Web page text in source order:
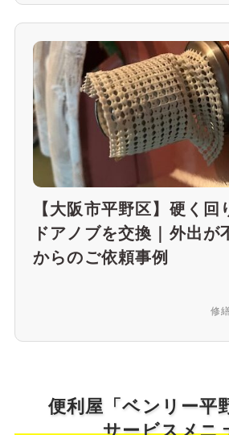
【大阪市平野区】硬く回
ドアノブを交換｜外出が
からのご依頼事例
修
便利屋「ベンリー平
サービスメニ